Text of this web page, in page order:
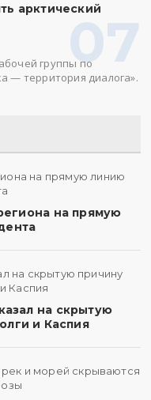
07
арктический
группы по
— территория диалога».
на прямую
на скрытую
и Каспия